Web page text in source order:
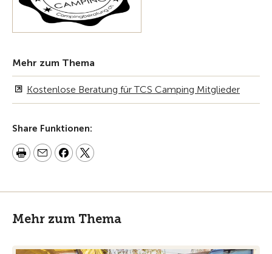
Mehr zum Thema
Kostenlose Beratung für TCS Camping Mitglieder
Share Funktionen:
Mehr zum Thema